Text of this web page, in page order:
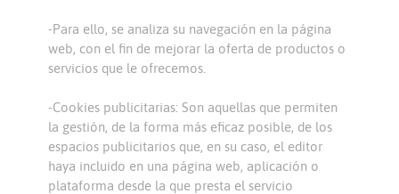
-Para ello, se analiza su navegación en la página
web, con el fin de mejorar la oferta de productos o
servicios que le ofrecemos.
-Cookies publicitarias: Son aquellas que permiten
la gestión, de la forma más eficaz posible, de los
espacios publicitarios que, en su caso, el editor
haya incluido en una página web, aplicación o
plataforma desde la que presta el servicio